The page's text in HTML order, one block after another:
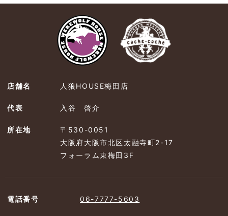
店舗名 人狼HOUSE梅田店
代表 入谷 啓介
所在地
〒530-0051
大阪府大阪市北区太融寺町2-17
フォーラム東梅田3F
電話番号 06-7777-5603